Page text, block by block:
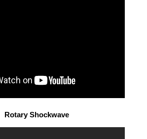
Rotary Shockwave